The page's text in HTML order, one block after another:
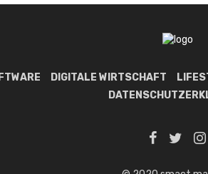
DIGITALE WIRTSCHAFT